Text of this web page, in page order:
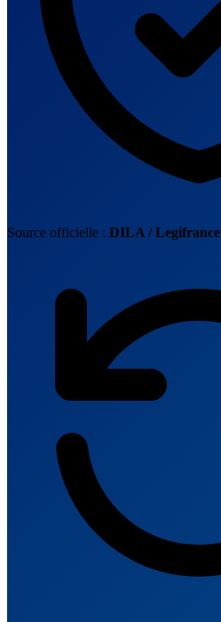
Source officielle : DILA / Legifrance